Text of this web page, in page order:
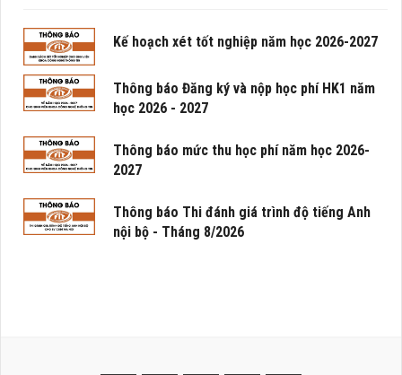
Kế hoạch xét tốt nghiệp năm học 2026-2027
Thông báo Đăng ký và nộp học phí HK1 năm
học 2026 - 2027
Thông báo mức thu học phí năm học 2026-
2027
Thông báo Thi đánh giá trình độ tiếng Anh
nội bộ - Tháng 8/2026